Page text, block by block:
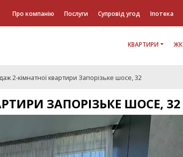
Про компанію Послуги Супровід угод Іпотека
КВАРТИРИ ЖК
2-кімнатної квартири Запорізьке шосе, 32
ЗАПОРІЗЬКЕ ШОСЕ, 32